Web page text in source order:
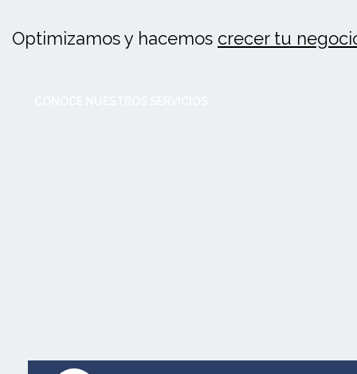
Optimizamos y hacemos crecer tu